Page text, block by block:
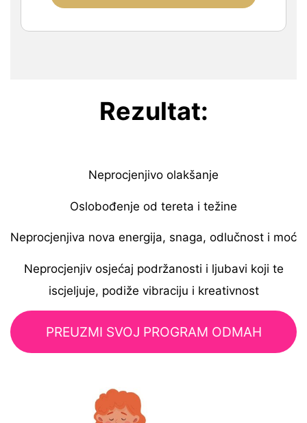
Rezultat:
Neprocjenjivo olakšanje
Oslobođenje od tereta i težine
Neprocjenjiva nova energija, snaga, odlučnost i moć
Neprocjenjiv osjećaj podržanosti i ljubavi koji te
iscjeljuje, podiže vibraciju i kreativnost
PREUZMI SVOJ PROGRAM ODMAH